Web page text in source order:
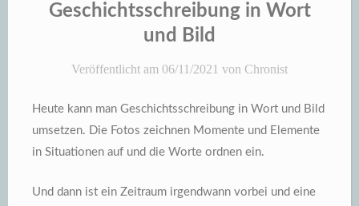
Geschichtsschreibung in Wort
und Bild
Veröffentlicht am 06/11/2021 von Chronist
Heute kann man Geschichtsschreibung in Wort und Bild
umsetzen. Die Fotos zeichnen Momente und Elemente
in Situationen auf und die Worte ordnen ein.
Und dann ist ein Zeitraum irgendwann vorbei und eine